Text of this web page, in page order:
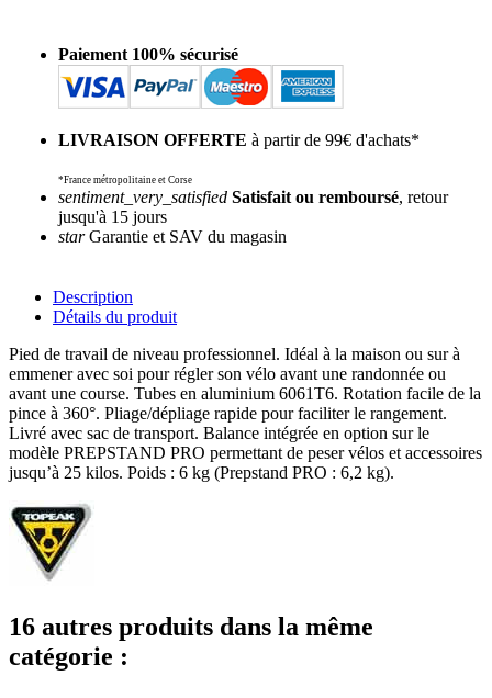
Paiement 100% sécurisé
LIVRAISON OFFERTE à partir de 99€ d'achats*
*France métropolitaine et Corse
sentiment_very_satisfied Satisfait ou remboursé, retour
jusqu'à 15 jours
starGarantie et SAV du magasin
Description
Détails du produit
Pied de travail de niveau professionnel. Idéal à la maison ou sur à
emmener avec soi pour régler son vélo avant une randonnée ou
avant une course. Tubes en aluminium 6061T6. Rotation facile de la
pince à 360°. Pliage/dépliage rapide pour faciliter le rangement.
Livré avec sac de transport. Balance intégrée en option sur le
modèle PREPSTAND PRO permettant de peser vélos et accessoires
jusqu’à 25 kilos. Poids : 6 kg (Prepstand PRO : 6,2 kg).
16 autres produits dans la même
catégorie :